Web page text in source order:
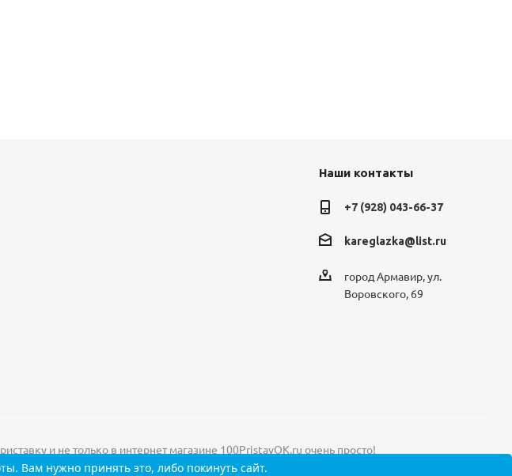
Наши контакты
+7 (928) 043-66-37
kareglazka@list.ru
город Армавир, ул.
Воровского, 69
и не только в интернет магазине 100PristavOK.ru очень просто!
Вам нужно принять это, либо покинуть сайт.